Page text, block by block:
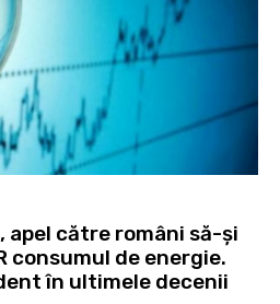
apel către români să-și
consumul de energie.
în ultimele decenii